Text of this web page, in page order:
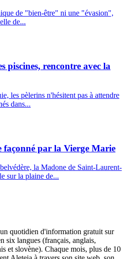
de "bien-être" ni une "évasion",
de...
piscines, rencontre avec la
les pèlerins n'hésitent pas à attendre
dans...
par la Vierge Marie
la Madone de Saint-Laurent-
sur la plaine de...
quotidien d'information gratuit sur
six langues (français, anglais,
et slovène). Chaque mois, plus de 10